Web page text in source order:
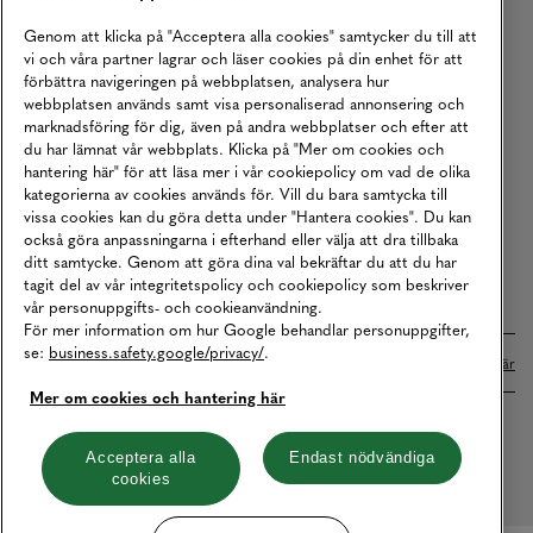
Köpvillkor
Karriär
Vårt Ansvar
Våra Tjänster
Press
Studentrabatt
B2B
Tillgänglighetsredogörelse
Betalningar online sköts i samarbete med Klarna. Läs mer här
Cookies Integritetspolicy
Hantera cookies
Genom att klicka på "Acceptera alla cookies" samtycker du till att
vi och våra partner lagrar och läser cookies på din enhet för att
förbättra navigeringen på webbplatsen, analysera hur
webbplatsen används samt visa personaliserad annonsering och
marknadsföring för dig, även på andra webbplatser och efter att
du har lämnat vår webbplats. Klicka på "Mer om cookies och
hantering här" för att läsa mer i vår cookiepolicy om vad de olika
kategorierna av cookies används för. Vill du bara samtycka till
vissa cookies kan du göra detta under "Hantera cookies". Du kan
också göra anpassningarna i efterhand eller välja att dra tillbaka
ditt samtycke. Genom att göra dina val bekräftar du att du har
tagit del av vår integritetspolicy och cookiepolicy som beskriver
vår personuppgifts- och cookieanvändning.
För mer information om hur Google behandlar personuppgifter,
se: business.safety.google/privacy/.
Mer om cookies och hantering här
Acceptera alla
cookies
Endast nödvändiga